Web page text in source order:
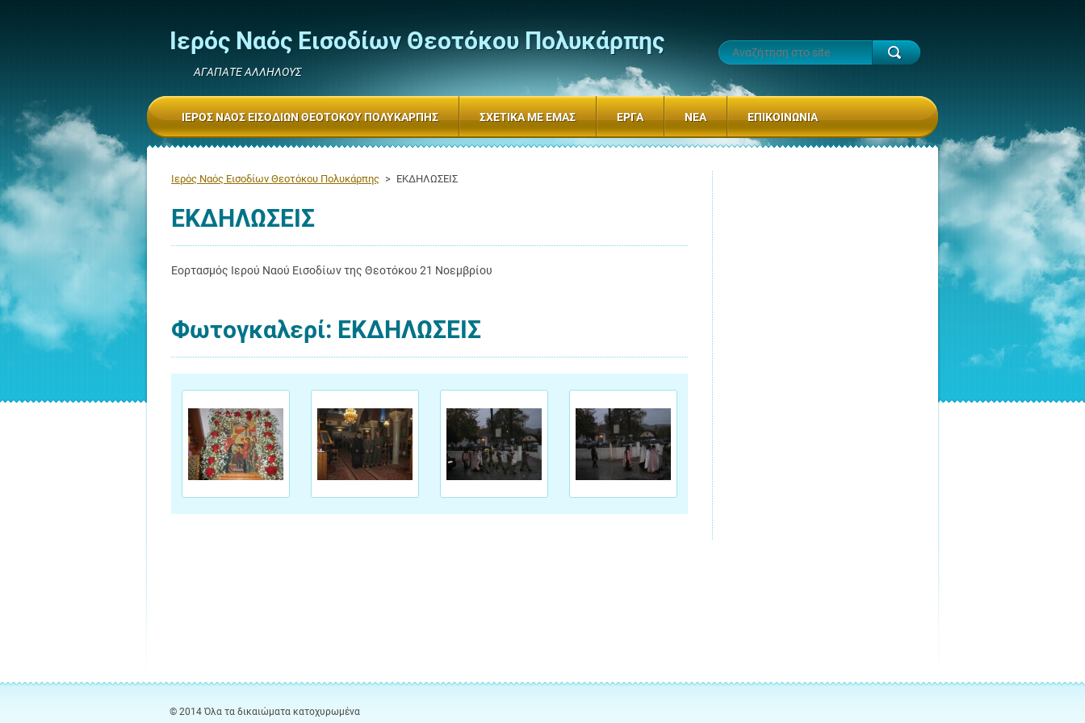
Ιερός Ναός Εισοδίων Θεοτόκου Πολυκάρπης
ΑΓΑΠΑΤΕ ΑΛΛΗΛΟΥΣ
Ιερός Ναός Εισοδίων Θεοτόκου Πολυκάρπης > ΕΚΔΗΛΩΣΕΙΣ
ΕΚΔΗΛΩΣΕΙΣ
Εορτασμός Ιερού Ναού Εισοδίων της Θεοτόκου 21 Νοεμβρίου
Φωτογκαλερί: ΕΚΔΗΛΩΣΕΙΣ
ΙΕΡΌΣ ΝΑΌΣ ΕΙΣΟΔΊΩΝ ΘΕΟΤΌΚΟΥ ΠΟΛΥΚΆΡΠΗΣ ΣΧΕΤΙΚΆ ΜΕ ΕΜΆΣ ΈΡΓΑ ΝΈΑ ΕΠΙΚΟΙΝΩΝΊΑ
© 2014 Όλα τα δικαιώματα κατοχυρωμένα